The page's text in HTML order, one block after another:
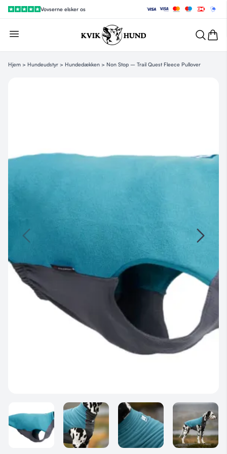
Vovserne elsker os
Hjem > Hundeudstyr > Hundedækken > Non Stop – Trail Quest Fleece Pullover